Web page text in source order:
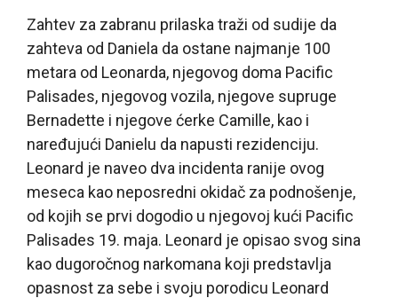
Zahtev za zabranu prilaska traži od sudije da
zahteva od Daniela da ostane najmanje 100
metara od Leonarda, njegovog doma Pacific
Palisades, njegovog vozila, njegove supruge
Bernadette i njegove ćerke Camille, kao i
naređujući Danielu da napusti rezidenciju.
Leonard je naveo dva incidenta ranije ovog
meseca kao neposredni okidač za podnošenje,
od kojih se prvi dogodio u njegovoj kući Pacific
Palisades 19. maja. Leonard je opisao svog sina
kao dugoročnog narkomana koji predstavlja
opasnost za sebe i svoju porodicu Leonard